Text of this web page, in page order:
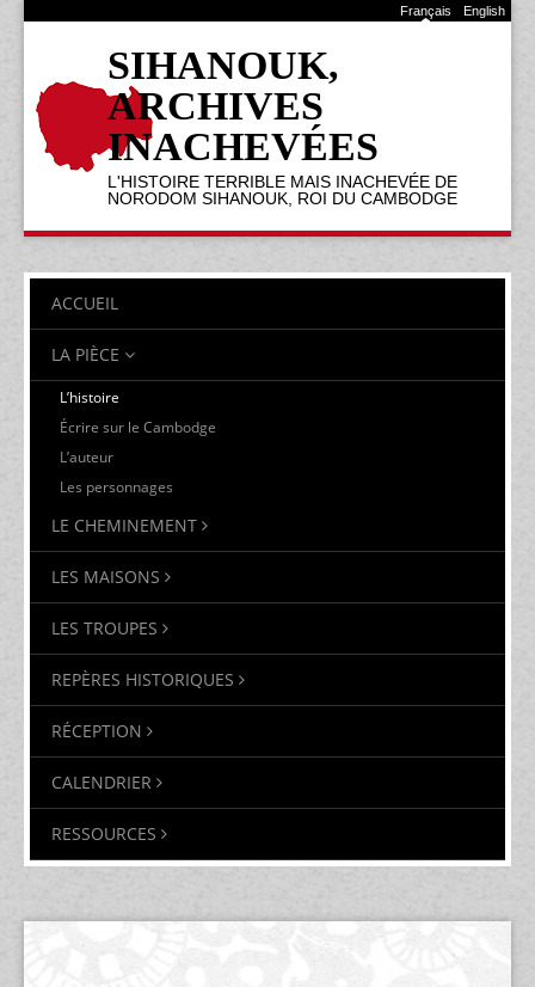
Français English
SIHANOUK,
ARCHIVES
INACHEVÉES
L'HISTOIRE TERRIBLE MAIS INACHEVÉE DE
NORODOM SIHANOUK, ROI DU CAMBODGE
ACCUEIL
LA PIÈCE
L’histoire
Écrire sur le Cambodge
L’auteur
Les personnages
LE CHEMINEMENT
LES MAISONS
LES TROUPES
REPÈRES HISTORIQUES
RÉCEPTION
CALENDRIER
RESSOURCES